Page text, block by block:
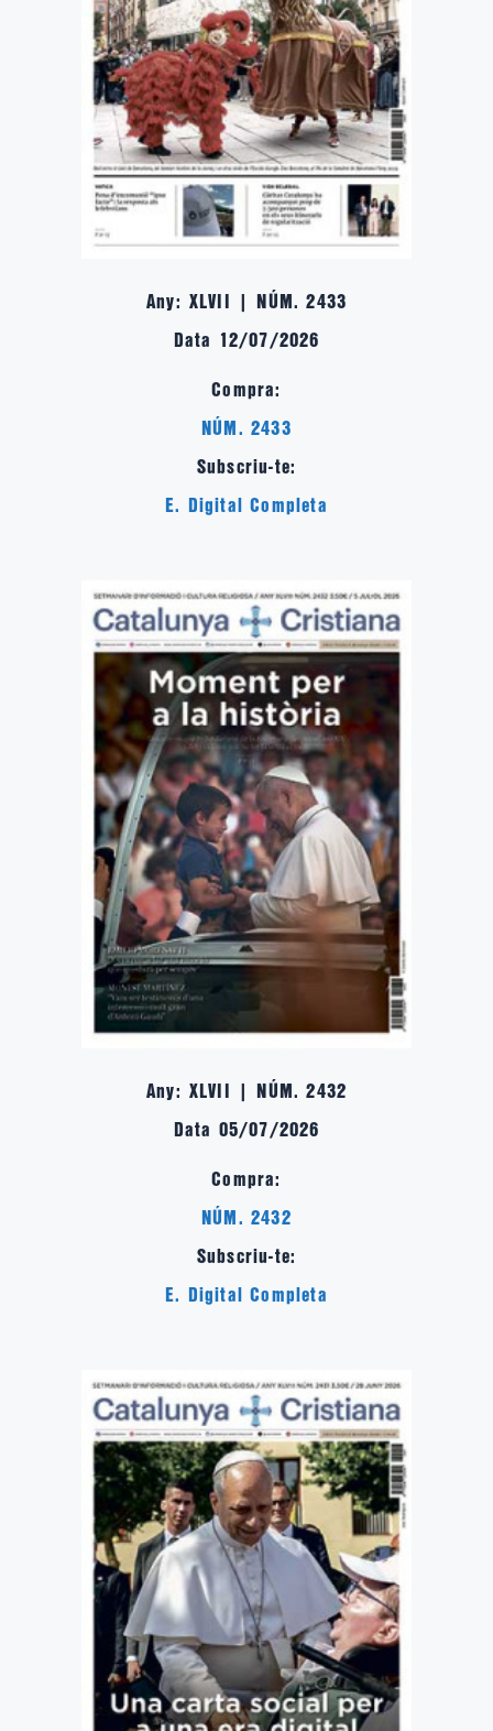
Any: XLVII | NÚM. 2433
Data 12/07/2026
Compra:
NÚM. 2433
Subscriu-te:
E. Digital Completa
Any: XLVII | NÚM. 2432
Data 05/07/2026
Compra:
NÚM. 2432
Subscriu-te:
E. Digital Completa